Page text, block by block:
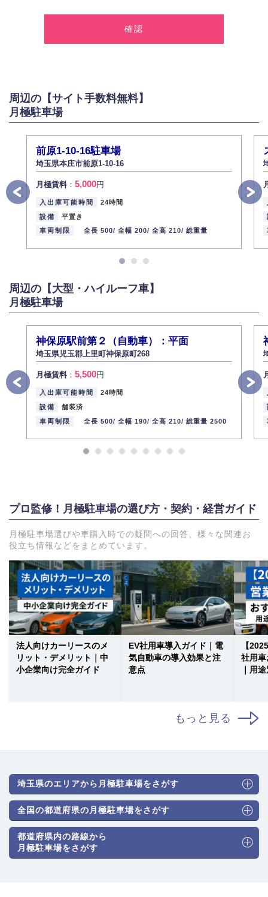
2.個人情報の利用
お問い合わせに対する回答、資料等の送付
採用に関する回答、情報の提供
弊社は取り扱う個人情報の外部への漏洩を防止し、その利用目的に応じて
適切かつ安全に管理します。
4.個人情報の第三者提供
法的義務など正当な理由に基づく要請があった場合を除き、お客様の個人
情報をご本人の同意なく第三者に提供いたしません。
5.個人情報の開示・訂正・削除
お客様ご本人から自己の個人情報開示の請求があった場合、すみやかに開
ん）。
また、個人情報の内容に誤りがあり、ご本人から訂正・追加・削除の請求
6.個人情報管理の社内教育
弊社社員全員が、個人情報の取り扱いについての重要性を理解し、より適
切に管理するよう社内教育を実施してまいります。
代表取締役社長 野口 幸男
周辺の【サイト手数料無料】
月極駐車場
前原1-10-16駐車場
埼玉県本庄市前原1-10-16
月極賃料： 5,000円
入出庫可能時間
24時間
設備
平置き
車両制限
全長 500/ 全幅 200/ 全高 210/ 総重量
周辺の【大型・ハイルーフ車】
月極駐車場
神保原駅前第２（自動車）：平面
埼玉県児玉郡上里町神保原町268
月極賃料： 5,500円
入出庫可能時間
24時間
設備
舗装済
車両制限
全長 500/ 全幅 190/ 全高 210/ 総重量 2500
プロ監修！月極駐車場の選び方・契約・経営ガイド
月極駐車場選びや車購入時での疑問への回答、様々な関連お
役立ち情報などをまとめています。
法人向けカーリースのメ
リット・デメリット｜中
小企業向け完全ガイド
EV社用車導入ガイド｜電
気自動車の導入効果と注
意点
【
社用
｜用
もっと見る
埼玉県のエリアから月極駐車場をさがす
全国の都道府県の月極駐車場をさがす
都道府県内の路線から
月極駐車場をさがす